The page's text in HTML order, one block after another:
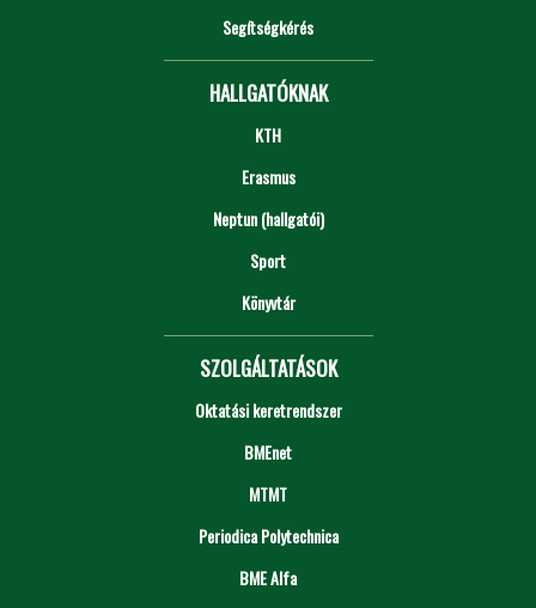
Segítségkérés
HALLGATÓKNAK
KTH
Erasmus
Neptun (hallgatói)
Sport
Könyvtár
SZOLGÁLTATÁSOK
Oktatási keretrendszer
BMEnet
MTMT
Periodica Polytechnica
BME Alfa